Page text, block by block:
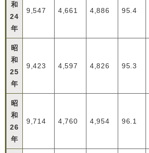
和
24
年
9,547 4,661 4,886 95.4
昭
和
25
年
9,423 4,597 4,826 95.3
昭
和
26
年
9,714 4,760 4,954 96.1